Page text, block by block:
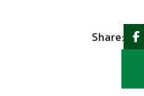
Share: